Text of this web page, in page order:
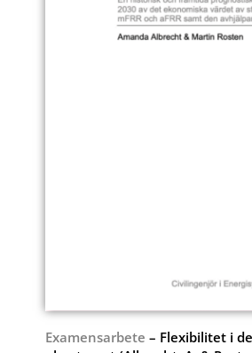
Examensarbete – Flexibilitet i